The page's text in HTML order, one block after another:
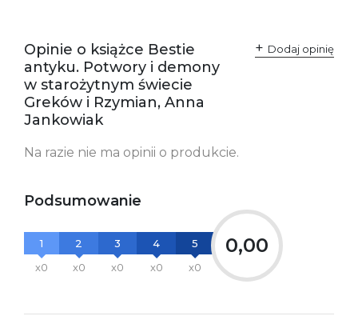
+48 61 623 38 38
Ostrzeżenia oraz
informacje dotyczące
bezpieczeństwa:
Załącznik PDF
Opinie o książce Bestie
antyku. Potwory i demony
w starożytnym świecie
Greków i Rzymian, Anna
Jankowiak
Dodaj opinię
Na razie nie ma opinii o produkcie.
Podsumowanie
1
x0
2
x0
3
x0
4
x0
5
x0
0,00